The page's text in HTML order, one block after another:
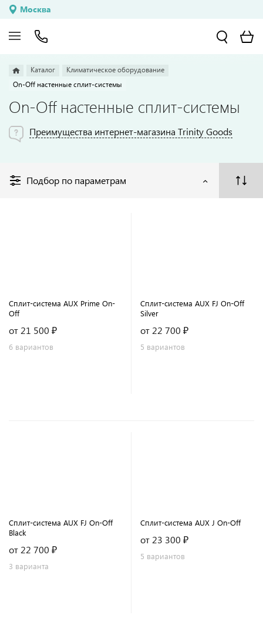
Москва
Каталог
Климатическое оборудование
On-Off настенные сплит-системы
On-Off настенные сплит-системы
Преимущества интернет-магазина Trinity Goods
Подбор по параметрам
Сплит-система AUX Prime On-
Off
от 21 500 ₽
6 вариантов
Сплит-система AUX FJ On-Off
Silver
от 22 700 ₽
5 вариантов
Сплит-система AUX FJ On-Off
Black
от 22 700 ₽
3 варианта
Сплит-система AUX J On-Off
от 23 300 ₽
5 вариантов